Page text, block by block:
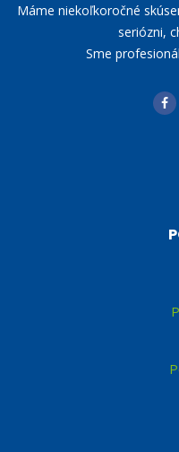
Máme niekoľkoročné
seriózni,
Sme